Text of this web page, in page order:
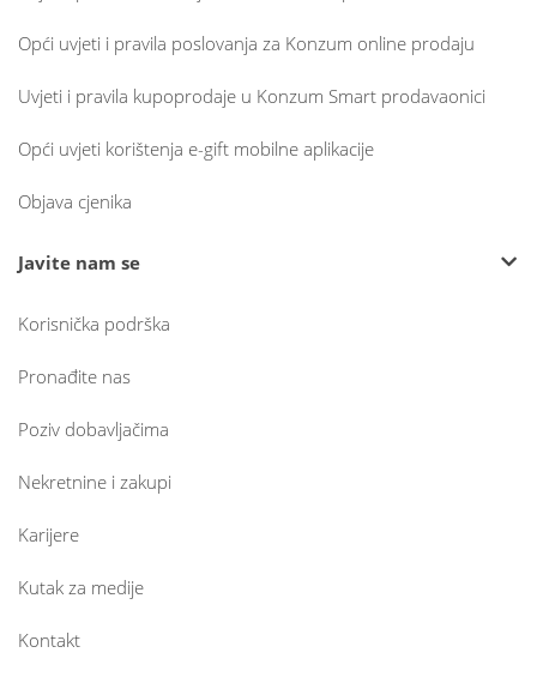
Opći uvjeti i pravila poslovanja za Konzum online prodaju
Uvjeti i pravila kupoprodaje u Konzum Smart prodavaonici
Opći uvjeti korištenja e-gift mobilne aplikacije
Objava cjenika
Javite nam se
Korisnička podrška
Pronađite nas
Poziv dobavljačima
Nekretnine i zakupi
Karijere
Kutak za medije
Kontakt